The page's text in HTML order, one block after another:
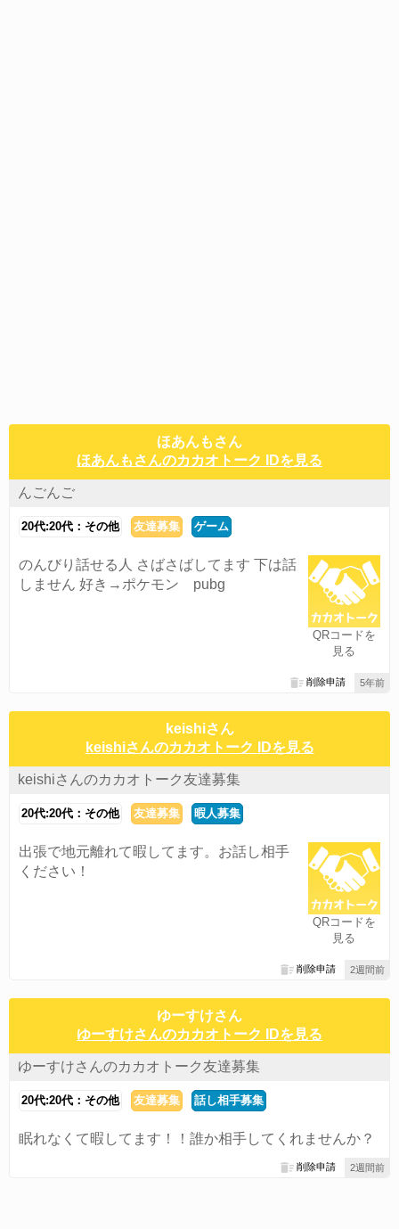
ほあんもさん
ほあんもさんのカカオトーク IDを見る
んごんご
20代:20代：その他 友達募集 ゲーム
QRコードを
見る
のんびり話せる人 さばさばしてます 下は話
しません 好き→ポケモン pubg
5年前
削除申請
keishiさん
keishiさんのカカオトーク IDを見る
keishiさんのカカオトーク友達募集
20代:20代：その他 友達募集 暇人募集
QRコードを
見る
出張で地元離れて暇してます。お話し相手
ください！
2週間前
削除申請
ゆーすけさん
ゆーすけさんのカカオトーク IDを見る
ゆーすけさんのカカオトーク友達募集
20代:20代：その他 友達募集 話し相手募集
眠れなくて暇してます！！誰か相手してくれませんか？
2週間前
削除申請